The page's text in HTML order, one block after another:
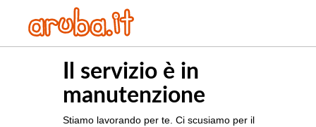
Il servizio è in
manutenzione
Stiamo lavorando per te. Ci scusiamo per il